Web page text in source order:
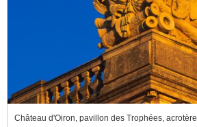
Château d'Oiron, pavillon des Trophées, acrotère